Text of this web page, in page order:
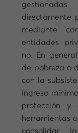
directamente
mediante
entidades
no. En
de pobreza o
con la
ingreso
protección y
herramientas
consolidar